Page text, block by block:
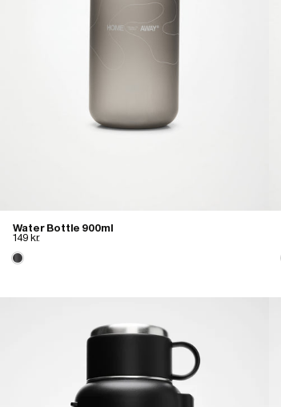
Water Bottle 900ml
149 kr.